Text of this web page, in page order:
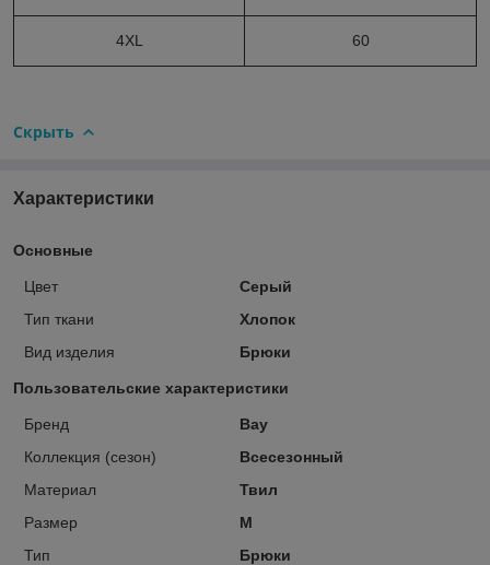
4XL 60
Скрыть
Характеристики
Основные
Цвет
Серый
Тип ткани
Хлопок
Вид изделия
Брюки
Пользовательские характеристики
Бренд
Bay
Коллекция (сезон)
Всесезонный
Материал
Твил
Размер
M
Тип
Брюки